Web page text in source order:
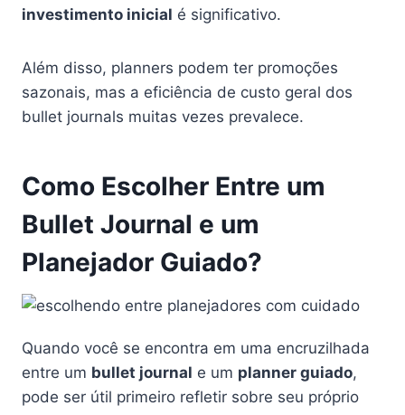
investimento inicial é significativo.
Além disso, planners podem ter promoções
sazonais, mas a eficiência de custo geral dos
bullet journals muitas vezes prevalece.
Como Escolher Entre um
Bullet Journal e um
Planejador Guiado?
Quando você se encontra em uma encruzilhada
entre um bullet journal e um planner guiado,
pode ser útil primeiro refletir sobre seu próprio